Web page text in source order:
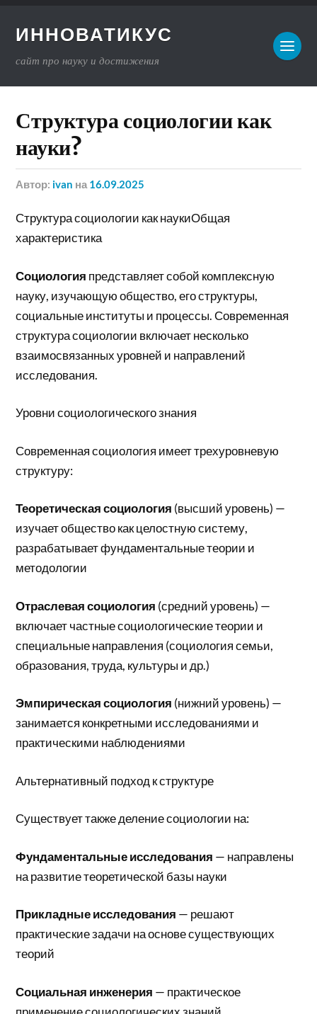
ИННОВАТИКУС
сайт про науку и достижения
Структура социологии как
науки?
Автор: ivan на 16.09.2025
Структура социологии как наукиОбщая
характеристика
Социология представляет собой комплексную
науку, изучающую общество, его структуры,
социальные институты и процессы. Современная
структура социологии включает несколько
взаимосвязанных уровней и направлений
исследования.
Уровни социологического знания
Современная социология имеет трехуровневую
структуру:
Теоретическая социология (высший уровень) —
изучает общество как целостную систему,
разрабатывает фундаментальные теории и
методологии
Отраслевая социология (средний уровень) —
включает частные социологические теории и
специальные направления (социология семьи,
образования, труда, культуры и др.)
Эмпирическая социология (нижний уровень) —
занимается конкретными исследованиями и
практическими наблюдениями
Альтернативный подход к структуре
Существует также деление социологии на:
Фундаментальные исследования — направлены
на развитие теоретической базы науки
Прикладные исследования — решают
практические задачи на основе существующих
теорий
Социальная инженерия — практическое